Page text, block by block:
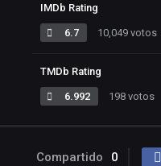
IMDb Rating
6.7 10,049 votos
TMDb Rating
6.992 198 votos
Compartido 0